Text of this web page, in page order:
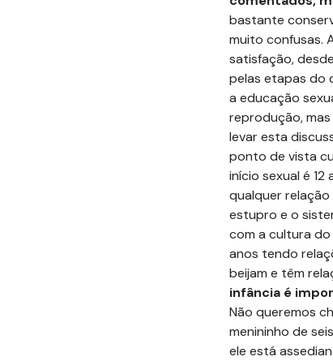
bastante
muito confusas.
satisfação,
pelas etapas do
a educação
reprodução,
levar esta
ponto de vista
início sexual é
qualquer relação
estupro e o
com a cultura do
anos tendo
beijam e têm
infância é
Não queremos
menininho de
ele está